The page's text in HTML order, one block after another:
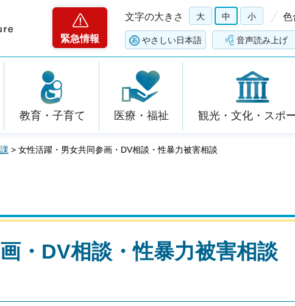
緊急情報
文字の大きさ 大 中 小 色
やさしい日本語 音声読み上げ
教育・子育て 医療・福祉 観光・文化・スポ
> 女性活躍・男女共同参画・DV相談・性暴力被害相談
・DV相談・性暴力被害相談